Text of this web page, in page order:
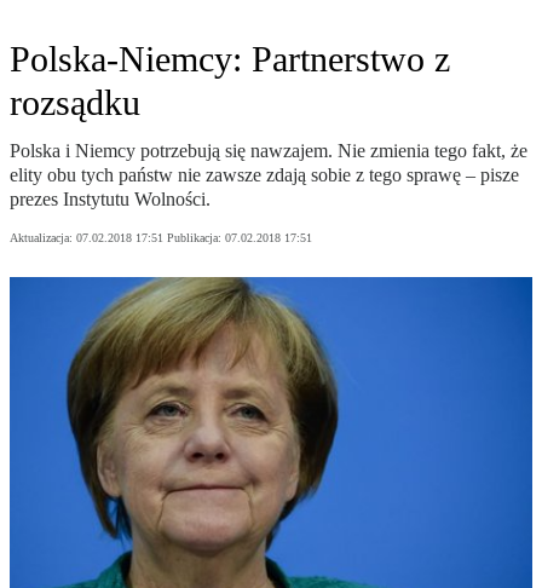
Polska-Niemcy: Partnerstwo z
rozsądku
Polska i Niemcy potrzebują się nawzajem. Nie zmienia tego fakt, że
elity obu tych państw nie zawsze zdają sobie z tego sprawę – pisze
prezes Instytutu Wolności.
Aktualizacja: 07.02.2018 17:51 Publikacja: 07.02.2018 17:51